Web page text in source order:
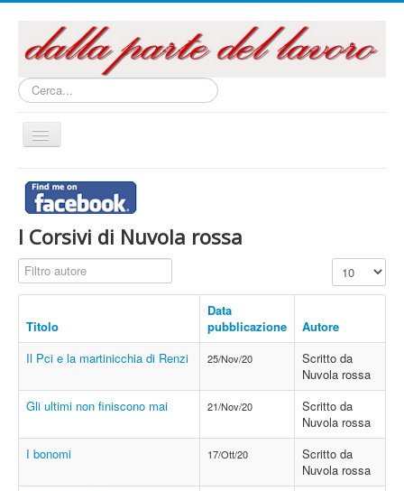
Cerca...
Cambia
navigazione
Home
Questo sito
Articoli e Saggi
Interventi e Relazioni
Audiovisivi
Archivi
La campagna referendaria 2016
I Corsivi di Nuvola rossa
Filtro autore Visualizza n.
Titolo
Data
pubblicazione
Autore
Il Pci e la martinicchia di Renzi
25/Nov/20
Scritto da
Nuvola rossa
Gli ultimi non finiscono mai
21/Nov/20
Scritto da
Nuvola rossa
I bonomi
17/Ott/20
Scritto da
Nuvola rossa